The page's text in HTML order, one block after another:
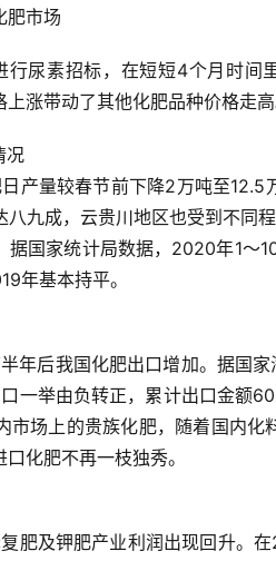
肥市场
尿素招标，在短短4个月时间
涨带动了其他化肥品种价格走高
况
产量较春节前下降2万吨至12.5
九成，云贵川地区也受到不同
据国家统计局数据，2020年1～
年基本持平。
年后我国化肥出口增加。 据国家
一举由负转正，累计出口金额
市场上的贵族化肥，随着国内
化肥不再一枝独秀。
肥及钾肥产业利润出现回升。 在